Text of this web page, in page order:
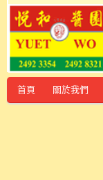
首頁 關於我們